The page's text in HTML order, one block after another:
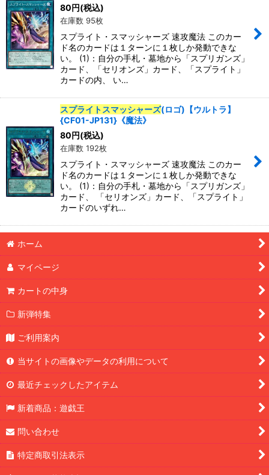
80円(税込)
在庫数 95枚
スプライト・スマッシャーズ 速攻魔法 このカー
ド名のカードは１ターンに１枚しか発動できな
い。 (1)：自分の手札・墓地から「スプリガンズ」
カード、「セリオンズ」カード、「スプライト」
カードの内、 い…
スプライトスマッシャーズ(ロゴ)【ウルトラ】
{CF01-JP131}《魔法》
80円(税込)
在庫数 192枚
スプライト・スマッシャーズ 速攻魔法 このカー
ド名のカードは１ターンに１枚しか発動できな
い。 (1)：自分の手札・墓地から「スプリガンズ」
カード、 「セリオンズ」カード、「スプライト」
カードのいずれ…
ホーム
マイページ
カートの中身
新弾特集
ご利用案内
当サイトの画像やデータの利用について
最近チェックしたアイテム
新着商品：遊戯王
問い合わせ
特定商取引法表示